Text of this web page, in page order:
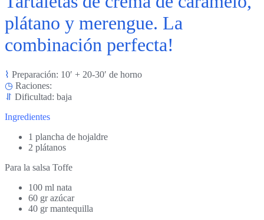
plátano y merengue. La
combinación perfecta!
⌇ Preparación: 10′ + 20-30′ de horno
◷ Raciones:
⥯ Dificultad: baja
Ingredientes
1 plancha de hojaldre
2 plátanos
Para la salsa Toffe
100 ml nata
60 gr azúcar
40 gr mantequilla